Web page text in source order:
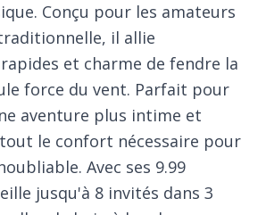
Conçu pour les amateurs
il allie
et charme de fendre la
force du vent. Parfait pour
aventure plus intime et
le confort nécessaire pour
Avec ses 9.99
jusqu'à 8 invités dans 3